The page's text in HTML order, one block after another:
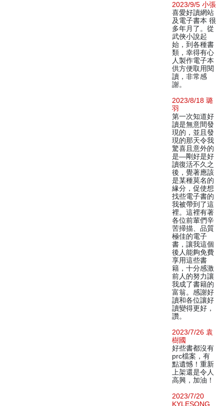
2023/9/5 小張
喜愛好讀網站
及電子書本 很
多年月了。從
武俠小說起
始，到各種書
類，幸得有心
人製作電子本
供方便取用閱
讀，非常感
謝。
2023/8/18 璐
羽
第一次知道好
讀是無意間發
現的，並且發
現的那天令我
驚喜且意外的
是—剛好是好
讀復活不久之
後，覺著應該
是某種莫名的
緣分，促使想
找些電子書的
我被帶到了這
裡。這裡有著
各位前輩們辛
苦掃描、品質
極佳的電子
書，讓我這個
後人能夠免費
享用這些書
籍，十分感激
前人的努力讓
我成了書籍的
富翁。感謝好
讀和各位讓好
讀變得更好，
讚。
2023/7/26 袁
樹國
好些書都沒有
prc檔案，有
點遺憾！重新
上架還是令人
高興，加油！
2023/7/20
KYLESONG